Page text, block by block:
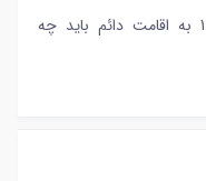
سلام وقت بخیر برای تبدیل ویزای 188 به اقامت دائم باید چه